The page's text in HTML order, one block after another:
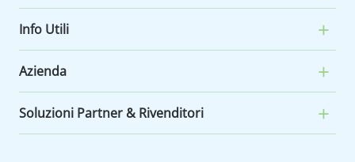
Info Utili
Azienda
Soluzioni Partner & Rivenditori